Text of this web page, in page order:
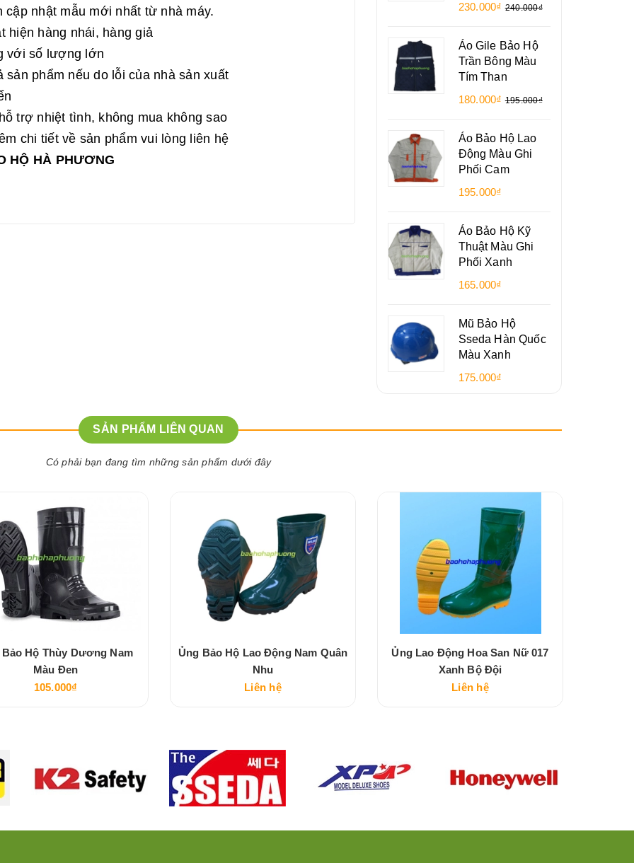
nhật mẫu mới nhất từ nhà máy.
hiện hàng nhái, hàng giả
với số lượng lớn
phẩm nếu do lỗi của nhà sản xuất
trợ nhiệt tình, không mua không sao
chi tiết về sản phẩm vui lòng liên hệ
HỘ HÀ PHƯƠNG
230.000₫ 240.000₫
Áo Gile Bảo Hộ
Trần Bông Màu
Tím Than
180.000₫ 195.000₫
Áo Bảo Hộ Lao
Động Màu Ghi
Phối Cam
195.000₫
Áo Bảo Hộ Kỹ
Thuật Màu Ghi
Phối Xanh
165.000₫
Mũ Bảo Hộ
Sseda Hàn Quốc
Màu Xanh
175.000₫
SẢN PHẨM LIÊN QUAN
Có phải bạn đang tìm những sản phẩm dưới đây
Hộ Thùy Dương Nam
Màu Đen
105.000₫
Ủng Bảo Hộ Lao Động Nam Quân
Nhu
Liên hệ
Ủng Lao Động Hoa San Nữ 017
Xanh Bộ Đội
Liên hệ